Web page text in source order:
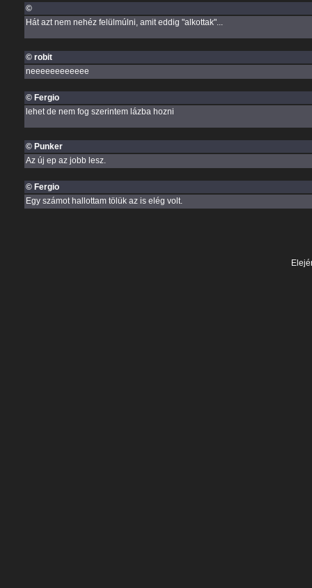
©
Hát azt nem nehéz felülmúlni, amit eddig "alkottak"...
© robit
neeeeeeeeeeee
© Fergio
lehet de nem fog szerintem lázba hozni
© Punker
Az új ep az jobb lesz.
© Fergio
Egy számot hallottam tölük az is elég volt.